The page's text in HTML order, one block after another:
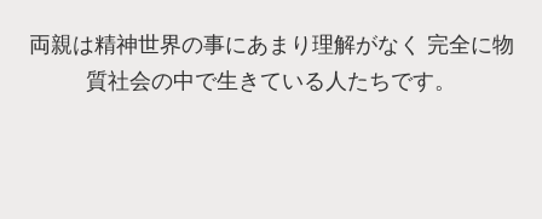
両親は精神世界の事にあまり理解がなく 完全に物
質社会の中で生きている人たちです。